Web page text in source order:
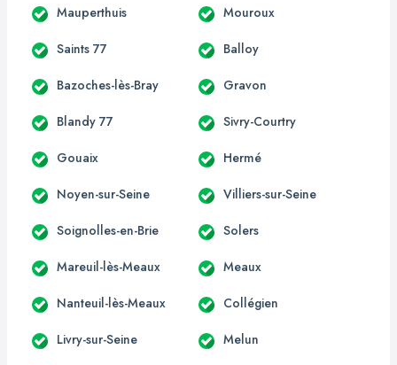
Mauperthuis Mouroux
Saints 77 Balloy
Bazoches-lès-Bray Gravon
Blandy 77 Sivry-Courtry
Gouaix Hermé
Noyen-sur-Seine Villiers-sur-Seine
Soignolles-en-Brie Solers
Mareuil-lès-Meaux Meaux
Nanteuil-lès-Meaux Collégien
Livry-sur-Seine Melun